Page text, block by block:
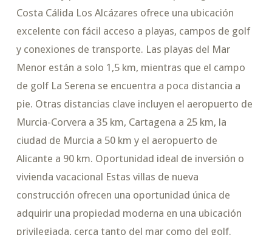
Costa Cálida Los Alcázares ofrece una ubicación
excelente con fácil acceso a playas, campos de golf
y conexiones de transporte. Las playas del Mar
Menor están a solo 1,5 km, mientras que el campo
de golf La Serena se encuentra a poca distancia a
pie. Otras distancias clave incluyen el aeropuerto de
Murcia-Corvera a 35 km, Cartagena a 25 km, la
ciudad de Murcia a 50 km y el aeropuerto de
Alicante a 90 km. Oportunidad ideal de inversión o
vivienda vacacional Estas villas de nueva
construcción ofrecen una oportunidad única de
adquirir una propiedad moderna en una ubicación
privilegiada, cerca tanto del mar como del golf.